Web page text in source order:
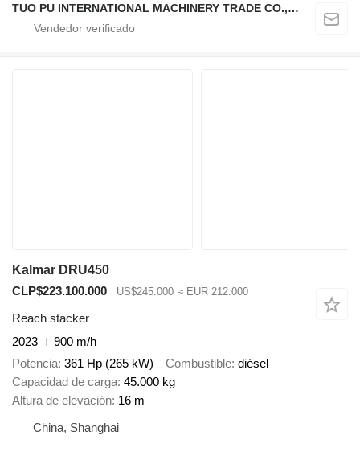
TUO PU INTERNATIONAL MACHINERY TRADE CO., LTD
Kalmar DRU450
CLP$223.100.000
US$245.000 ≈ EUR 212.000
Reach stacker
2023
900 m/h
Potencia 361 Hp (265 kW) Combustible diésel
Capacidad de carga 45.000 kg
Altura de elevación 16 m
China, Shanghai